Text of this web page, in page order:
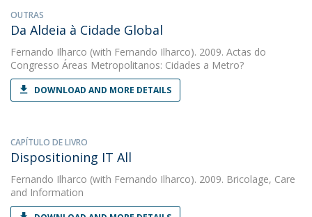
OUTRAS
Da Aldeia à Cidade Global
Fernando Ilharco (with Fernando Ilharco). 2009. Actas do
Congresso Áreas Metropolitanos: Cidades a Metro?
DOWNLOAD AND MORE DETAILS
CAPÍTULO DE LIVRO
Dispositioning IT All
Fernando Ilharco (with Fernando Ilharco). 2009. Bricolage, Care
and Information